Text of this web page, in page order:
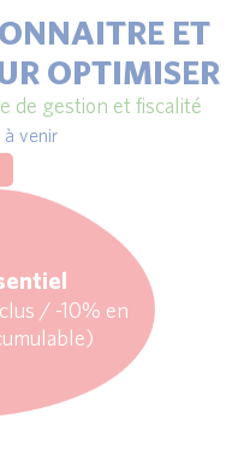
ET
OPTIMISER
de gestion et fiscalité
venir
/ -10% en